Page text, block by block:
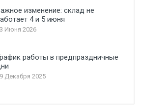
изменение: склад не
4 и 5 июня
Июня 2026
работы в предпраздничные
Декабря 2025